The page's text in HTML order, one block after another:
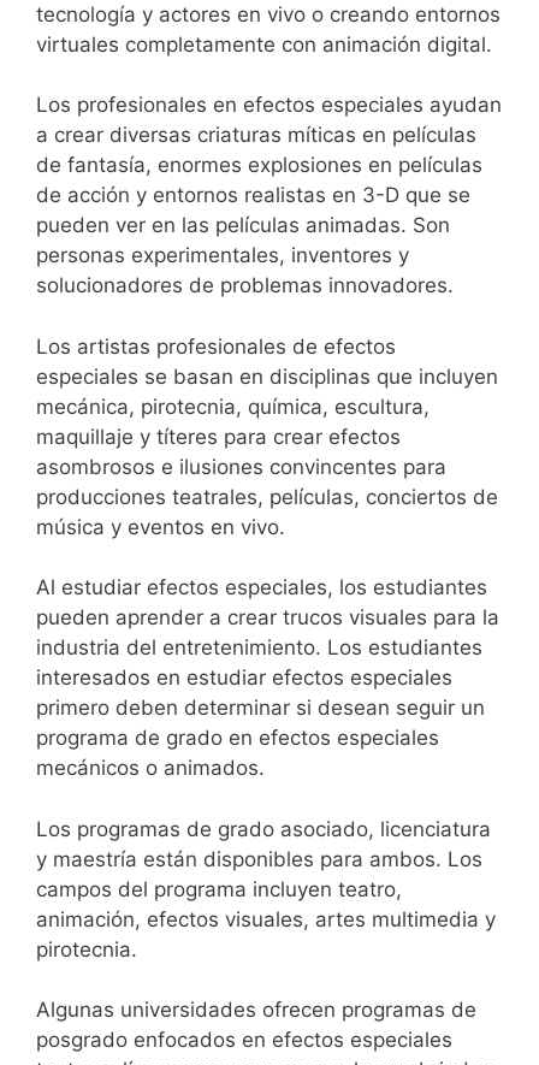
tecnología y actores en vivo o creando entornos
virtuales completamente con animación digital.
Los profesionales en efectos especiales ayudan
a crear diversas criaturas míticas en películas
de fantasía, enormes explosiones en películas
de acción y entornos realistas en 3-D que se
pueden ver en las películas animadas. Son
personas experimentales, inventores y
solucionadores de problemas innovadores.
Los artistas profesionales de efectos
especiales se basan en disciplinas que incluyen
mecánica, pirotecnia, química, escultura,
maquillaje y títeres para crear efectos
asombrosos e ilusiones convincentes para
producciones teatrales, películas, conciertos de
música y eventos en vivo.
Al estudiar efectos especiales, los estudiantes
pueden aprender a crear trucos visuales para la
industria del entretenimiento. Los estudiantes
interesados ​​en estudiar efectos especiales
primero deben determinar si desean seguir un
programa de grado en efectos especiales
mecánicos o animados.
Los programas de grado asociado, licenciatura
y maestría están disponibles para ambos. Los
campos del programa incluyen teatro,
animación, efectos visuales, artes multimedia y
pirotecnia.
Algunas universidades ofrecen programas de
posgrado enfocados en efectos especiales